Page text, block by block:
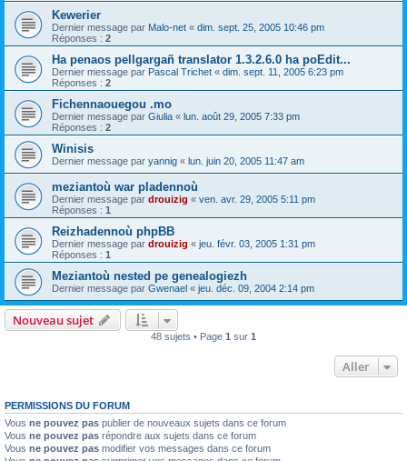
Kewerier
Dernier message par Malo-net « dim. sept. 25, 2005 10:46 pm
Réponses : 2
Ha penaos pellgargañ translator 1.3.2.6.0 ha poEdit...
Dernier message par Pascal Trichet « dim. sept. 11, 2005 6:23 pm
Réponses : 2
Fichennaouegou .mo
Dernier message par Giulia « lun. août 29, 2005 7:33 pm
Réponses : 2
Winisis
Dernier message par yannig « lun. juin 20, 2005 11:47 am
meziantoù war pladennoù
Dernier message par drouizig « ven. avr. 29, 2005 5:11 pm
Réponses : 1
Reizhadennoù phpBB
Dernier message par drouizig « jeu. févr. 03, 2005 1:31 pm
Réponses : 1
Meziantoù nested pe genealogiezh
Dernier message par Gwenael « jeu. déc. 09, 2004 2:14 pm
Nouveau sujet
48 sujets • Page 1 sur 1
Aller
PERMISSIONS DU FORUM
Vous ne pouvez pas publier de nouveaux sujets dans ce forum
Vous ne pouvez pas répondre aux sujets dans ce forum
Vous ne pouvez pas modifier vos messages dans ce forum